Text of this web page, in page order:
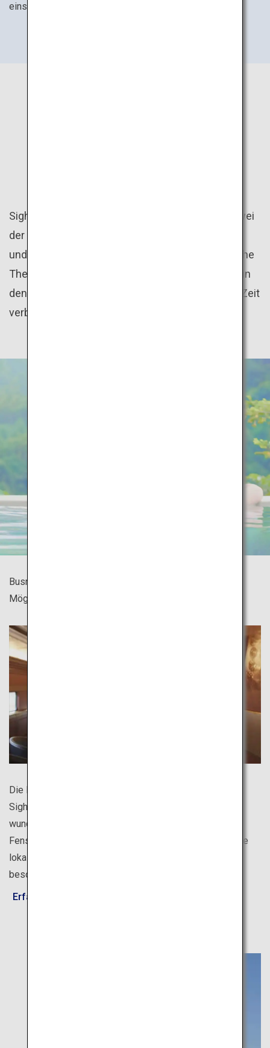
einschließlich frischer Milch und Barbecue.
Sightseeing-Züge und Busrundreisen sind nur zwei
der vielen Möglichkeiten, die Familienreise sicher
und einfach zu gestalten. Zudem gibt es zahlreiche
Thermalbäder mit Übernachtungsmöglichkeiten, in
denen Besucher jeder Altersklasse eine schöne Zeit
verbringen können.
Busrundreisen bieten eine unterhaltsame und einfache
Möglichkeit, um Tokio in jedem Alter zu erkunden.
Die Reise zwischen den Sehenswürdigkeiten macht mit
Sightseeing-Zügen noch mehr Spaß. Neben der
wunderschönen Landschaft, die Sie durch die großen
Fenster bewundern können, erwarten Sie verschiedenste
lokale Köstlichkeiten für Feinschmecker und eine ganz
besondere Inneneinrichtung.
Erfahren Sie mehr über „Design & Story Trains"